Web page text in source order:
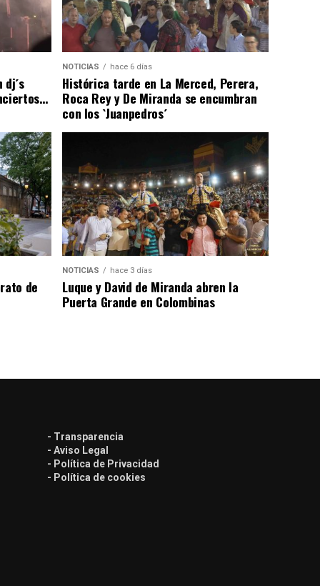
NOTICIAS hace 6 días
Histórica tarde en La Merced, Perera,
Roca Rey y De Miranda se encumbran
con los `Juanpedros´
de
NOTICIAS hace 3 días
Luque y David de Miranda abren la
Puerta Grande en Colombinas
- Transparencia
- Aviso Legal
- Política de Privacidad
- Política de cookies